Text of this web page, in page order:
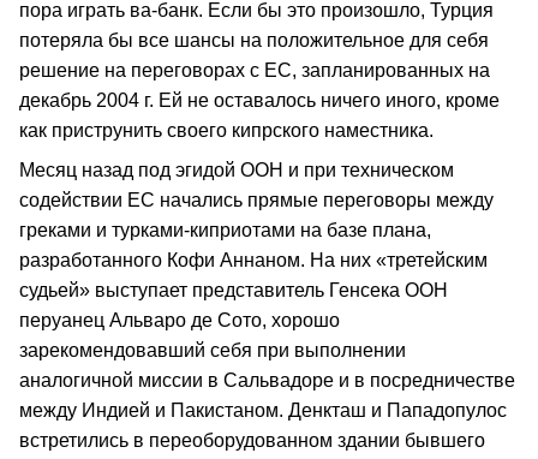
пора играть ва-банк. Если бы это произошло, Турция
потеряла бы все шансы на положительное для себя
решение на переговорах с ЕС, запланированных на
декабрь 2004 г. Ей не оставалось ничего иного, кроме
как приструнить своего кипрского наместника.
Месяц назад под эгидой ООН и при техническом
содействии ЕС начались прямые переговоры между
греками и турками-киприотами на базе плана,
разработанного Кофи Аннаном. На них «третейским
судьей» выступает представитель Генсека ООН
перуанец Альваро де Сото, хорошо
зарекомендовавший себя при выполнении
аналогичной миссии в Сальвадоре и в посредничестве
между Индией и Пакистаном. Денкташ и Пападопулос
встретились в переоборудованном здании бывшего